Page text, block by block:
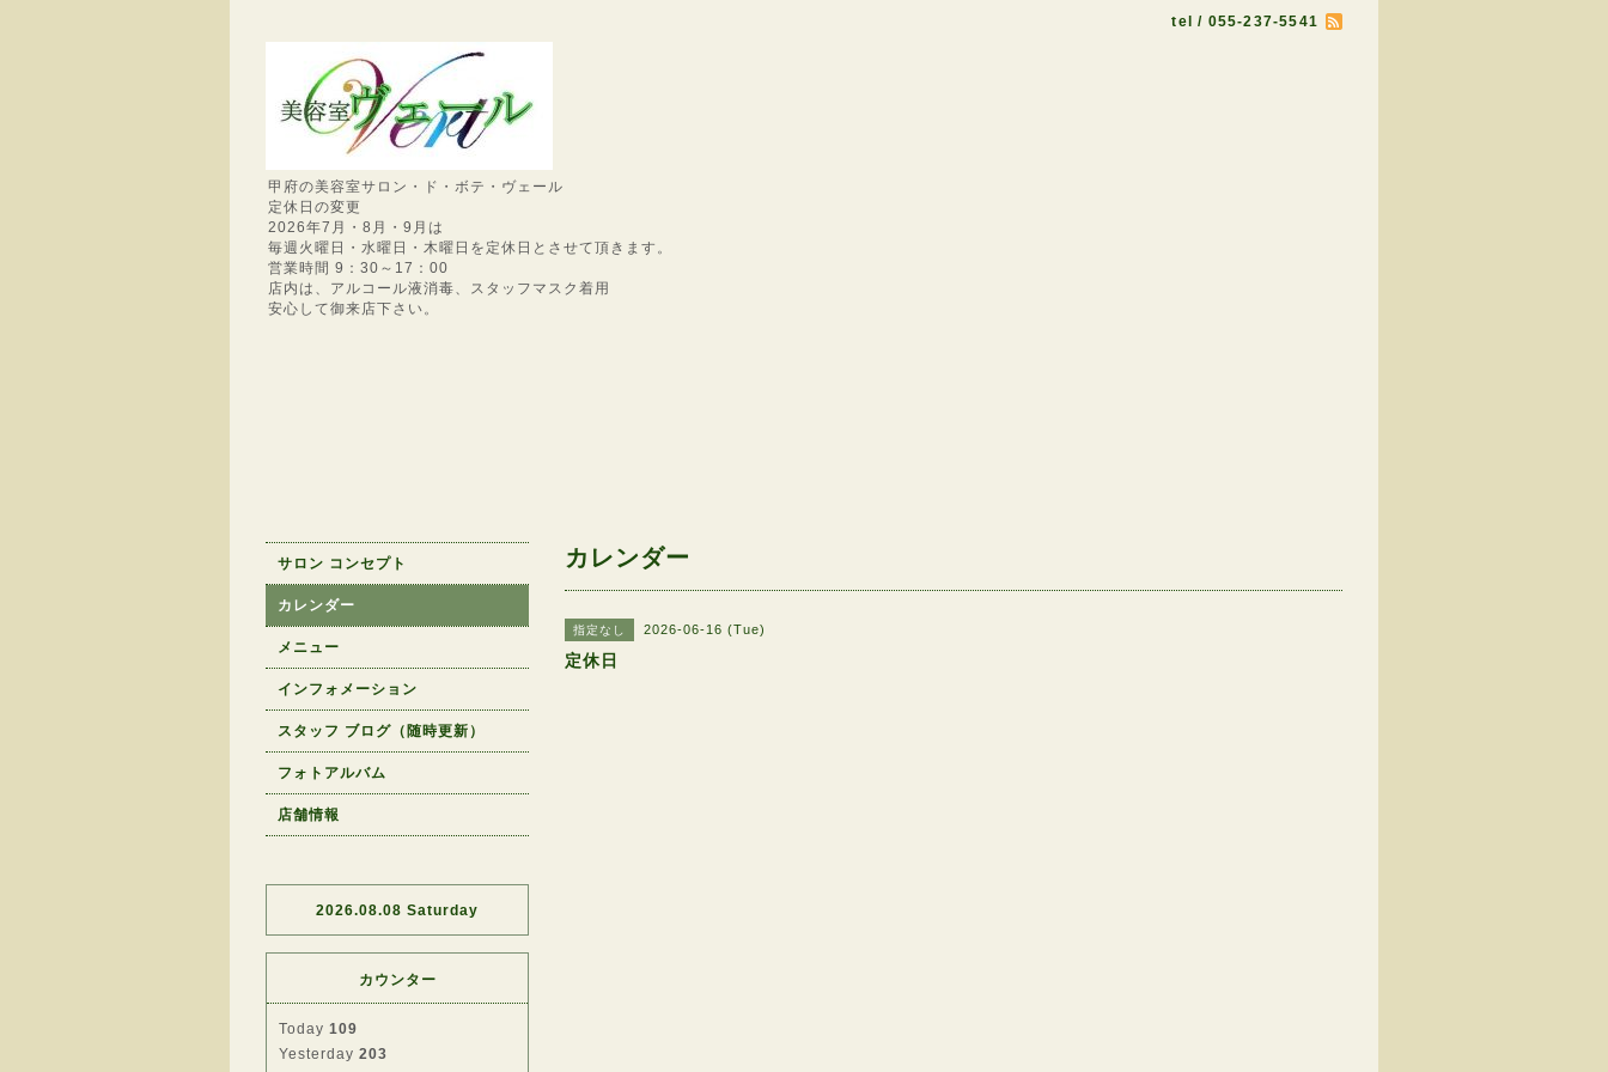
tel / 055-237-5541
甲府の美容室サロン・ド・ボテ・ヴェール
定休日の変更
2026年7月・8月・9月は
毎週火曜日・水曜日・木曜日を定休日とさせて頂きます。
営業時間 9：30～17：00
店内は、アルコール液消毒、スタッフマスク着用
安心して御来店下さい。
カレンダー
指定なし 2026-06-16 (Tue)
定休日
サロン コンセプト
カレンダー
メニュー
インフォメーション
スタッフ ブログ（随時更新）
フォトアルバム
店舗情報
2026.08.08 Saturday
カウンター
Today 109
Yesterday 203